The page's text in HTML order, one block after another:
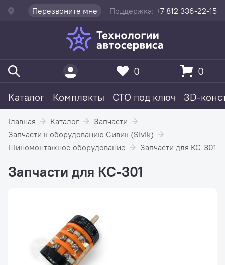
Перезвоните мне Поддержка: +7 812 336-22-15
Каталог Комплекты СТО под ключ 3D-
0 0
Главная Каталог
Запчасти
Запчасти к оборудованию Сивик (Sivik)
Шиномонтажное оборудование
Запчасти для КС-301
Запчасти для КС-301